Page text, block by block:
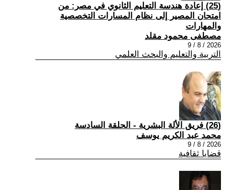
(25) إعادة هندسة التعليم الثانوي في مصر: من
امتحان المصير إلى نظام المسارات التخصصية
والمهارات
مصطفى محمود مقلد
2026 / 8 / 9
التربية والتعليم والبحث العلمي
(26) فريق الألة البشرية - الحلقة السادسة
محمد عبد الكريم يوسف
2026 / 8 / 9
قضايا ثقافية